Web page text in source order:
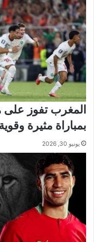
المغرب تفوز على
بمباراة مثيرة
يونيو 30, 2026